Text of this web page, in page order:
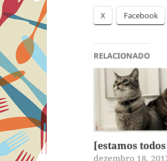
X Facebook
RELACIONADO
[estamos
dezembro 18,